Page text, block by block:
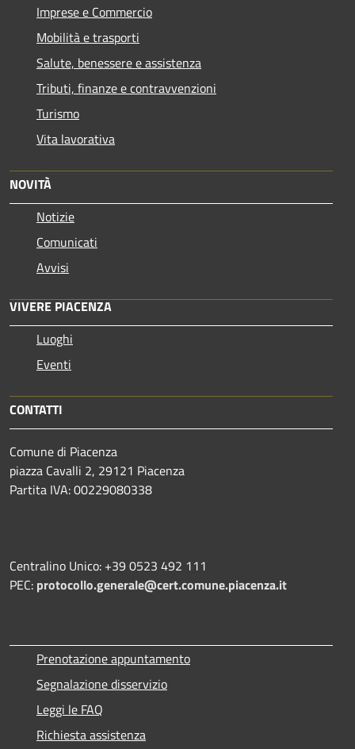
Imprese e Commercio
Mobilità e trasporti
Salute, benessere e assistenza
Tributi, finanze e contravvenzioni
Turismo
Vita lavorativa
NOVITÀ
Notizie
Comunicati
Avvisi
VIVERE PIACENZA
Luoghi
Eventi
CONTATTI
Comune di Piacenza
piazza Cavalli 2, 29121 Piacenza
Partita IVA: 00229080338
Centralino Unico: +39 0523 492 111
PEC: protocollo.generale@cert.comune.piacenza.it
Prenotazione appuntamento
Segnalazione disservizio
Leggi le FAQ
Richiesta assistenza